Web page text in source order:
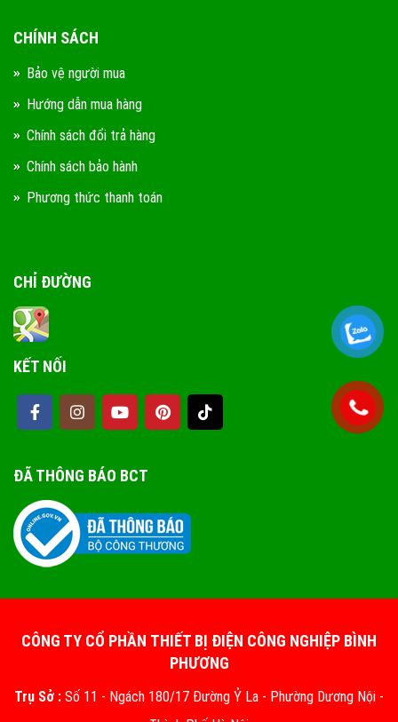
CHÍNH SÁCH
Bảo vệ người mua
Hướng dẫn mua hàng
Chính sách đổi trả hàng
Chính sách bảo hành
Phương thức thanh toán
CHỈ ĐƯỜNG
KẾT NỐI
ĐÃ THÔNG BÁO BCT
CÔNG TY CỔ PHẦN THIẾT BỊ ĐIỆN CÔNG NGHIỆP BÌNH
PHƯƠNG
Trụ Sở : Số 11 - Ngách 180/17 Đường Ỷ La - Phường Dương Nội -